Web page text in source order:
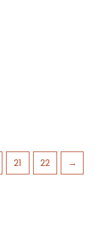
21 22 →